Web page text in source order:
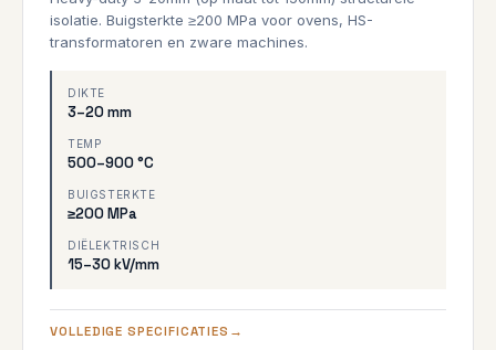
isolatie. Buigsterkte ≥200 MPa voor ovens, HS-
transformatoren en zware machines.
DIKTE
3–20 mm
TEMP
500–900 °C
BUIGSTERKTE
≥200 MPa
DIËLEKTRISCH
15–30 kV/mm
VOLLEDIGE SPECIFICATIES